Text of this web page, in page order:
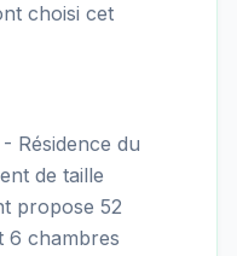
choisi cet
Résidence du
de taille
propose 52
6 chambres